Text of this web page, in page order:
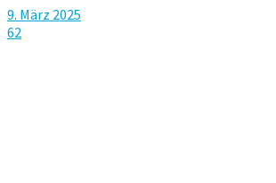
9. März 2025
62